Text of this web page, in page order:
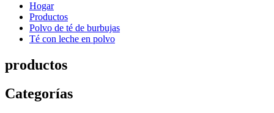
Hogar
Productos
Polvo de té de burbujas
Té con leche en polvo
productos
Categorías